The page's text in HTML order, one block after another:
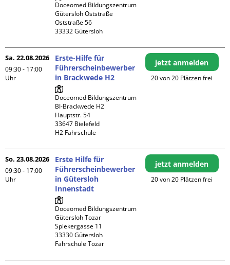
Doceomed Bildungszentrum
Gütersloh Oststraße
Oststraße 56
Sa. 22.08.2026
09:30 - 17:00
Uhr
Erste-Hilfe für
Führerscheinbewerber
in Brackwede H2
Doceomed Bildungszentrum
BI-Brackwede H2
Hauptstr. 54
33647 Bielefeld
H2 Fahrschule
jetzt anmelden
20 von 20 Plätzen frei
So. 23.08.2026
09:30 - 17:00
Uhr
Erste Hilfe für
Führerscheinbewerber
in Gütersloh
Innenstadt
Doceomed Bildungszentrum
Gütersloh Tozar
Spiekergasse 11
33330 Gütersloh
Fahrschule Tozar
jetzt anmelden
20 von 20 Plätzen frei